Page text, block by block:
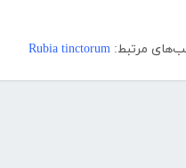
مرتبط: Rubia tinctorum